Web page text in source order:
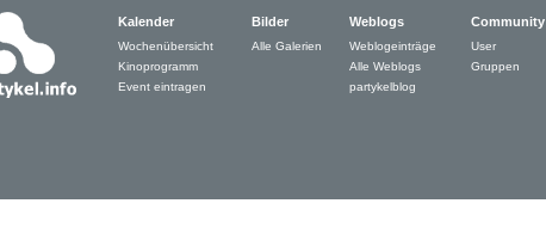
Kalender
Wochenübersicht
Kinoprogramm
Event eintragen
Bilder
Alle Galerien
Weblogs
Weblogeinträge
Alle Weblogs
partykelblog
Community
User
Gruppen